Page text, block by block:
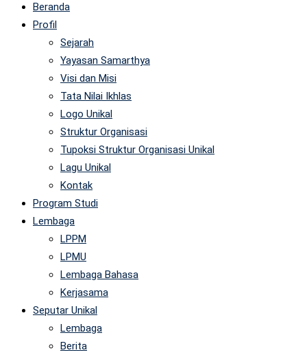
Beranda
Profil
Sejarah
Yayasan Samarthya
Visi dan Misi
Tata Nilai Ikhlas
Logo Unikal
Struktur Organisasi
Tupoksi Struktur Organisasi Unikal
Lagu Unikal
Kontak
Program Studi
Lembaga
LPPM
LPMU
Lembaga Bahasa
Kerjasama
Seputar Unikal
Lembaga
Berita